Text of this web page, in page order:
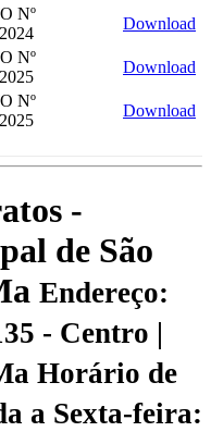
Nº
Download
Nº
Download
Nº
Download
-
de São
Endereço:
- Centro |
Horário de
a Sexta-feira: